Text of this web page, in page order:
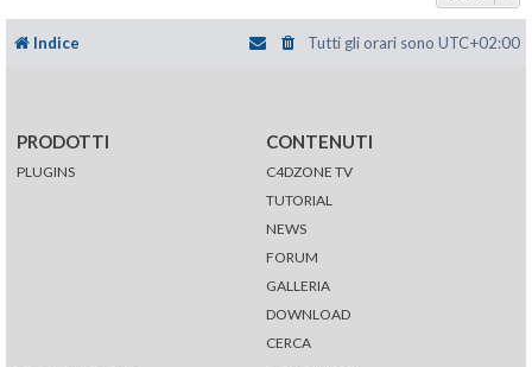
Indice Tutti gli orari sono UTC+02:00
PRODOTTI
PLUGINS
CONTENUTI
C4DZONE TV
TUTORIAL
NEWS
FORUM
GALLERIA
DOWNLOAD
CERCA